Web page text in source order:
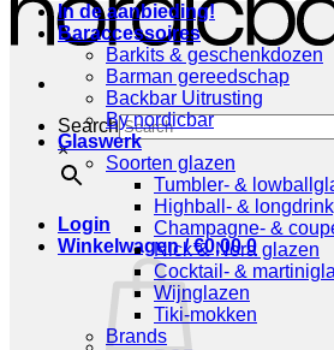
Search
×
Login
Winkelwagen /€0,00 0
In de aanbieding!
Baraccessoires
Barkits & geschenkdozen
Barman gereedschap
Backbar Uitrusting
By nordicbar
Glaswerk
Soorten glazen
Tumbler- &
Highball- &
Champagne- &
Nick & Nora glazen
Cocktail- &
Wijnglazen
Tiki-mokken
Brands